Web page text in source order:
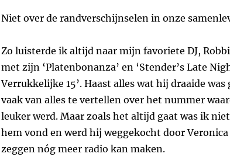
Niet over de randverschijnselen in onze
Zo luisterde ik altijd naar mijn favoriete DJ,
met zijn ‘Platenbonanza’ en ‘Stender’s Late
Verrukkelijke 15’. Haast alles wat hij draaide
vaak van alles te vertellen over het nummer
leuker werd. Maar zoals het altijd gaat was ik
hem vond en werd hij weggekocht door
zeggen nóg meer radio kan maken.